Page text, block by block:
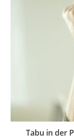
Tabu in der